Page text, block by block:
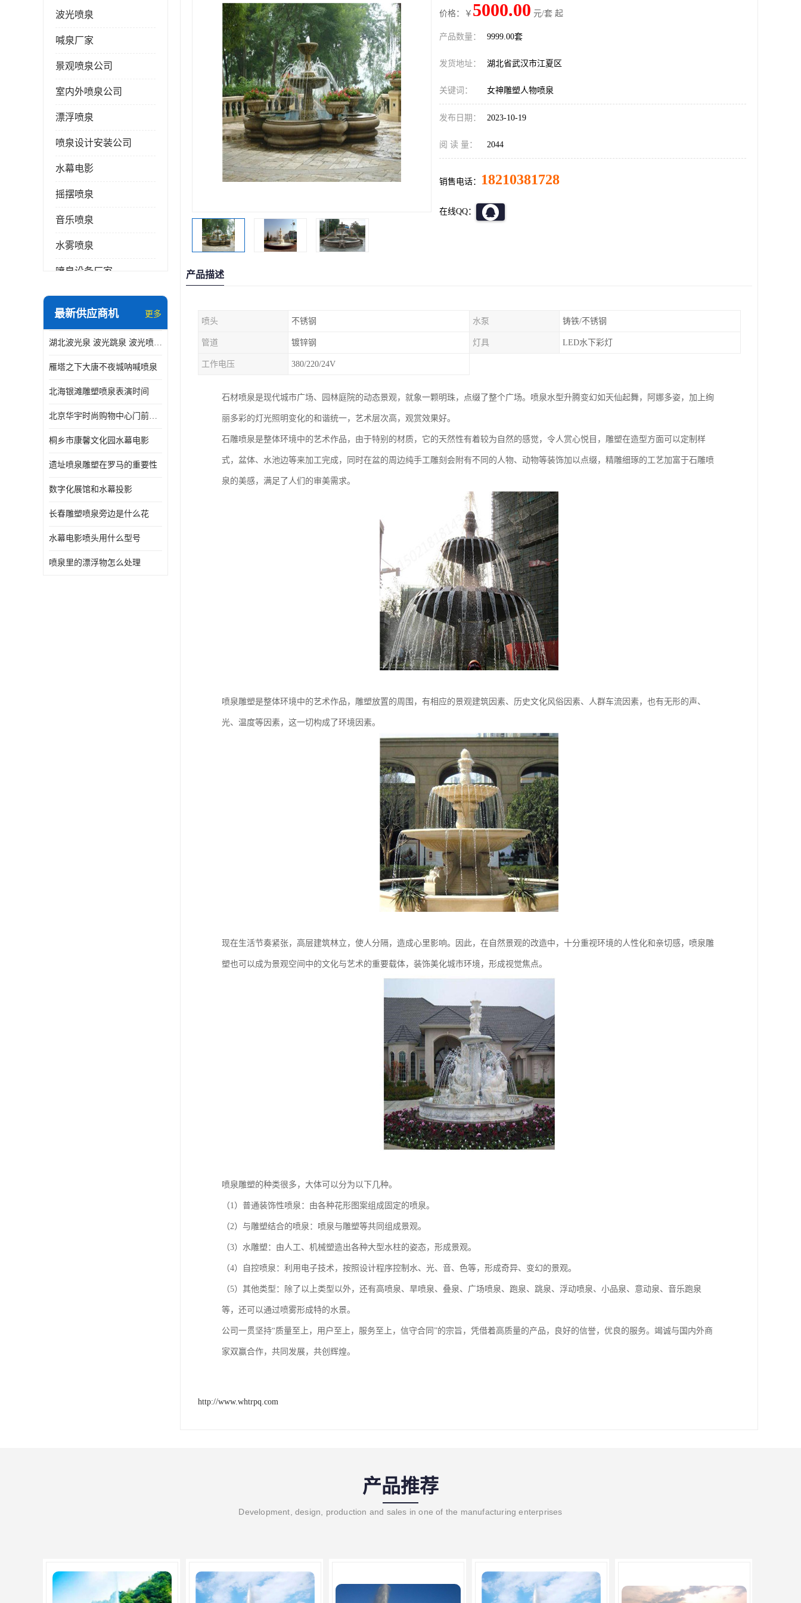
波光喷泉
喊泉厂家
景观喷泉公司
室内外喷泉公司
漂浮喷泉
喷泉设计安装公司
水幕电影
摇摆喷泉
音乐喷泉
水雾喷泉
喷泉设备厂家
数字水幕
珍珠泉
最新供应商机 更多
湖北波光泉 波光跳泉 波光喷泉设备厂家
雁塔之下大唐不夜城呐喊喷泉
北海银滩雕塑喷泉表演时间
北京华宇时尚购物中心门前喷泉 精度高
桐乡市康馨文化园水幕电影
遗址喷泉雕塑在罗马的重要性
数字化展馆和水幕投影
长春雕塑喷泉旁边是什么花
水幕电影喷头用什么型号
喷泉里的漂浮物怎么处理
价格：￥ 5000.00 元/套 起
产品数量： 9999.00套
发货地址： 湖北省武汉市江夏区
关键词： 女神雕塑人物喷泉
发布日期： 2023-10-19
阅 读 量： 2044
销售电话： 18210381728
在线QQ：
产品描述
喷头 不锈钢 水泵 铸铁/不锈钢
管道 镀锌钢 灯具 LED水下彩灯
工作电压 380/220/24V
石材喷泉是现代城市广场、园林庭院的动态景观，就象一颗明珠，点缀了整个广场。喷泉水型升腾变幻如天仙起舞，阿娜多姿，加上绚
丽多彩的灯光照明变化的和谐统一，艺术层次高，观赏效果好。
石雕喷泉是整体环境中的艺术作品，由于特别的材质，它的天然性有着较为自然的感觉，令人赏心悦目，雕塑在造型方面可以定制样
式，盆体、水池边等来加工完成，同时在盆的周边纯手工雕刻会附有不同的人物、动物等装饰加以点缀，精雕细琢的工艺加富于石雕喷
泉的美感，满足了人们的审美需求。
喷泉雕塑是整体环境中的艺术作品，雕塑放置的周围，有相应的景观建筑因素、历史文化风俗因素、人群车流因素，也有无形的声、
光、温度等因素，这一切构成了环境因素。
现在生活节奏紧张，高层建筑林立，使人分隔，造成心里影响。因此，在自然景观的改造中，十分重视环境的人性化和亲切感，喷泉雕
塑也可以成为景观空间中的文化与艺术的重要载体，装饰美化城市环境，形成视觉焦点。
喷泉雕塑的种类很多，大体可以分为以下几种。
（1）普通装饰性喷泉：由各种花形图案组成固定的喷泉。
（2）与雕塑结合的喷泉：喷泉与雕塑等共同组成景观。
（3）水雕塑：由人工、机械塑造出各种大型水柱的姿态，形成景观。
（4）自控喷泉：利用电子技术，按照设计程序控制水、光、音、色等，形成奇异、变幻的景观。
（5）其他类型：除了以上类型以外，还有高喷泉、旱喷泉、叠泉、广场喷泉、跑泉、跳泉、浮动喷泉、小品泉、意动泉、音乐跑泉
等，还可以通过喷雾形成特的水景。
公司一贯坚持“质量至上，用户至上，服务至上，信守合同”的宗旨，凭借着高质量的产品，良好的信誉，优良的服务。竭诚与国内外商
家双赢合作，共同发展，共创辉煌。
http://www.whtrpq.com
产品推荐
Development, design, production and sales in one of the manufacturing enterprises